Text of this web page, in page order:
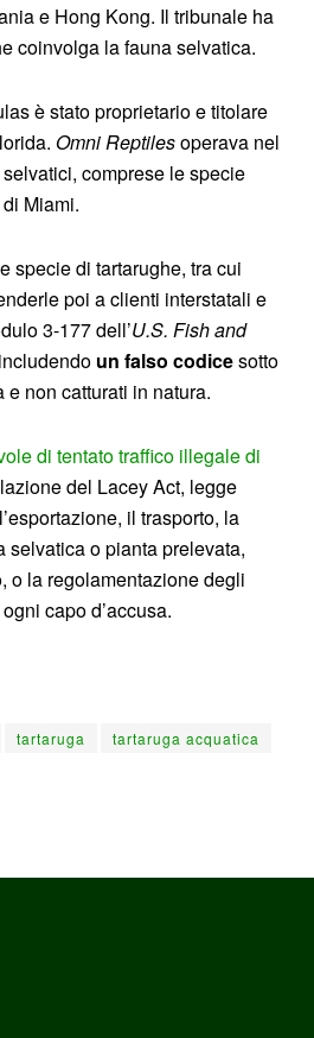
e Hong Kong. Il tribunale ha
coinvolga la fauna selvatica.
è stato proprietario e titolare
Omni Reptilesoperava nel
comprese le specie
Miami.
specie di tartarughe, tra cui
poi a clienti interstatali e
3-177 dell’U.S. Fish and
un falso codicesotto
non catturati in natura.
di tentato traffico illegale di
del Lacey Act, legge
il trasporto, la
selvatica o pianta prelevata,
o la regolamentazione degli
capo d’accusa.
tartaruga
tartaruga acquatica